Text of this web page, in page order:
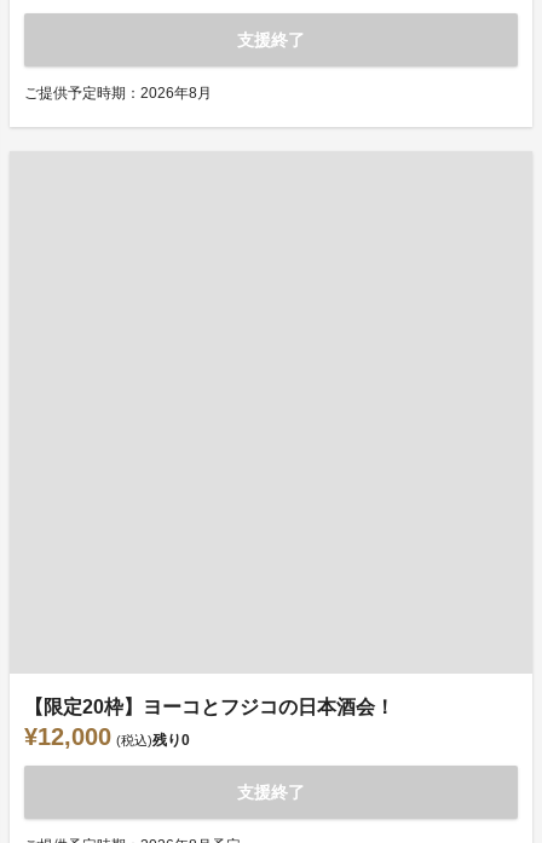
支援終了
ご提供予定時期：2026年8月
【限定20枠】ヨーコとフジコの日本酒会！
¥12,000 (税込)残り0
支援終了